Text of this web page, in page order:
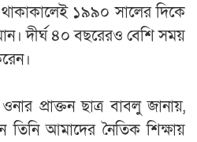
থাকাকালেই ১৯৯০ সালের দিকে
দীর্ঘ ৪০ বছরেরও বেশি সময়
প্রাক্তন ছাত্র বাবলু জানায়,
আমাদের নৈতিক শিক্ষায়